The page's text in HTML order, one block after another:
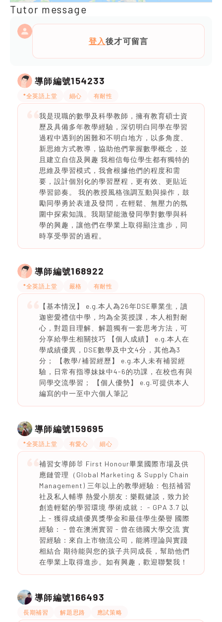
Tutor message
登入後才可留言
導師編號154233
*全英語上堂 細心 有耐性
我是現職的數學及科學教師，擁有教育碩士資
歷及具備多年教學經驗，深切明白同學在學習
過程中遇到的困難和不明白地方，以多角度、
新思維方式教導，協助他們掌握數學概念，並
且建立自信及興趣 我相信每位學生都有獨特的
思維及學習模式，我會根據他們的程度和需
要，設計個別化的學習歷程，更有效、更貼近
學習節奏。 我的教授風格強調互動與操作，鼓
勵同學勇於表達及發問，在輕鬆、無壓力的氛
圍中探索知識。我期望能激發同學對數學與科
學的興趣，讓他們在學業上取得顯注進步，同
時享受學習的過程。
導師編號168922
*全英語上堂 嚴格 有耐性
【基本情況】 e.g.本人為26年DSE畢業生，讀
迦密愛禮信中學，均為全英授課，本人相對耐
心，對題目理解、解題獨有一套思考方法，可
分享給學生相關技巧 【個人成績】 e.g.本人在
學成績優異，DSE數學及中文4分，其他為3
分； 【教學/補習經歷】 e.g.本人未有補習經
驗，日常有指導妹妹中4-6的功課，在校也有與
同學交流學習； 【個人優勢】 e.g.可提供本人
編寫的中一至中六個人筆記
導師編號159695
*全英語上堂 有愛心 細心
補習女導師🐰 First Honour畢業國際市場及供
應鏈管理（Global Marketing & Supply Chain
Management) 三年以上的教學經驗：包括補習
社及私人輔導 熱愛小朋友：樂觀健談，致力於
創造輕鬆的學習環境 學術成就： - GPA 3.7 以
上 - 獲得成績優異獎學金和最佳學生榮譽 國際
經驗： - 曾在澳洲實習 - 曾在德國大學交流 實
習經驗：來自上市物流公司，能將理論與實踐
相結合 期待能與您的孩子共同成長，幫助他們
在學業上取得進步。如有興趣，歡迎聯繫我！
導師編號166493
長期補習 解題思路 應試策略